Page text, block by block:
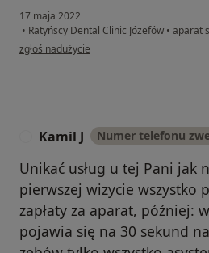
17 maja 2022
• Ratyńscy Dental Clinic Józefów • aparat
w opinii użytkownika Karolina
zgłoś nadużycie
Kamil J Numer telefonu
Unikać usług u tej Pani jak
pierwszej wizycie wszystko
zapłaty za aparat, później:
pojawia się na 30 sekund